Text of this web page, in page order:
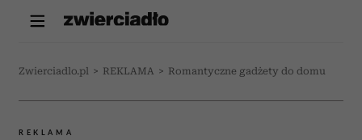
Zwierciadlo.pl > REKLAMA > Romantyczne gadżety do domu
REKLAMA